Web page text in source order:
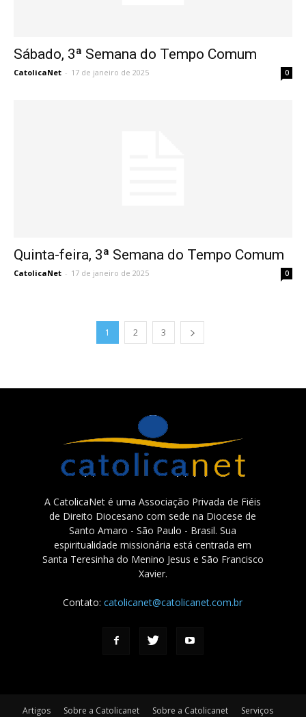
Sábado, 3ª Semana do Tempo Comum
CatolicaNet - 17 de janeiro de 2025 0
Quinta-feira, 3ª Semana do Tempo Comum
CatolicaNet - 17 de janeiro de 2025 0
1 2 3
A CatolicaNet é uma Associação Privada de Fiéis
de Direito Diocesano com sede na Diocese de
Santo Amaro - São Paulo - Brasil. Sua
espiritualidade missionária está centrada em
Santa Teresinha do Menino Jesus e São Francisco
Xavier.
Contato:catolicanet@catolicanet.com.br
Artigos Sobre a Catolicanet Sobre a Catolicanet Serviços